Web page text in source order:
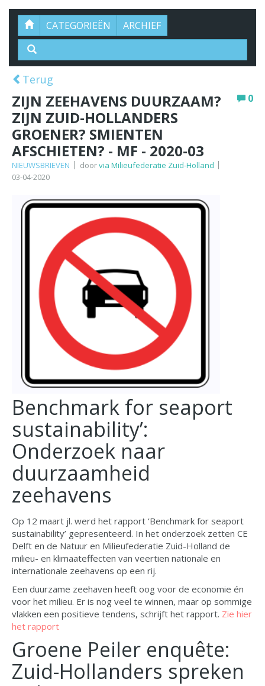
CATEGORIEËN ARCHIEF
Terug
0
ZIJN ZEEHAVENS DUURZAAM?
ZIJN ZUID-HOLLANDERS
GROENER? SMIENTEN
AFSCHIETEN? - MF - 2020-03
NIEUWSBRIEVEN doorvia Milieufederatie Zuid-Holland
03-04-2020
Benchmark for seaport
sustainability’:
Onderzoek naar
duurzaamheid
zeehavens
Op 12 maart jl. werd het rapport ‘Benchmark for seaport
sustainability’ gepresenteerd. In het onderzoek zetten CE
Delft en de Natuur en Milieufederatie Zuid-Holland de
milieu- en klimaateffecten van veertien nationale en
internationale zeehavens op een rij.
Een duurzame zeehaven heeft oog voor de economie én
voor het milieu. Er is nog veel te winnen, maar op sommige
vlakken een positieve tendens, schrijft het rapport. Zie hier
het rapport
Groene Peiler enquête:
Zuid-Hollanders spreken